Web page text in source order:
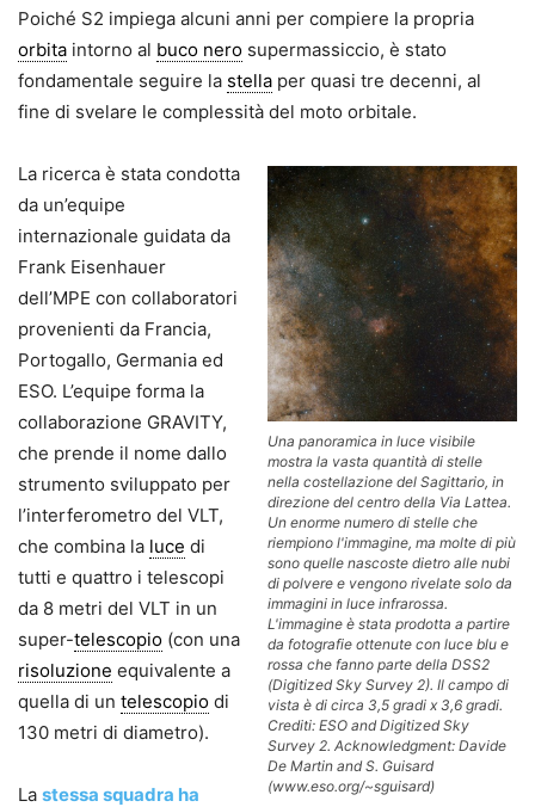
Poiché S2 impiega alcuni anni per compiere la propria
orbita intorno al buco nero supermassiccio, è stato
fondamentale seguire la stella per quasi tre decenni, al
fine di svelare le complessità del moto orbitale.
Una panoramica in luce visibile
mostra la vasta quantità di stelle
nella costellazione del Sagittario, in
direzione del centro della Via Lattea.
Un enorme numero di stelle che
riempiono l'immagine, ma molte di più
sono quelle nascoste dietro alle nubi
di polvere e vengono rivelate solo da
immagini in luce infrarossa.
L'immagine è stata prodotta a partire
da fotografie ottenute con luce blu e
rossa che fanno parte della DSS2
(Digitized Sky Survey 2). Il campo di
vista è di circa 3,5 gradi x 3,6 gradi.
Crediti: ESO and Digitized Sky
Survey 2. Acknowledgment: Davide
De Martin and S. Guisard
(www.eso.org/~sguisard)
La ricerca è stata condotta
da un’equipe
internazionale guidata da
Frank Eisenhauer
dell’MPE con collaboratori
provenienti da Francia,
Portogallo, Germania ed
ESO. L’equipe forma la
collaborazione GRAVITY,
che prende il nome dallo
strumento sviluppato per
l’interferometro del VLT,
che combina la luce di
tutti e quattro i telescopi
da 8 metri del VLT in un
super-telescopio (con una
risoluzione equivalente a
quella di un telescopio di
130 metri di diametro).
La stessa squadra ha